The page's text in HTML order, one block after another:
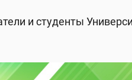
и студенты